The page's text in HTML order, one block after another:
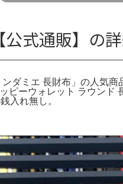
公式通販】の
ダミエ 長財布」の人気商
ピーウォレット ラウンド
入れ無し。